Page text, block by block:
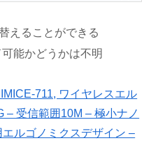
えることができる
能かどうかは不明
711, ワイヤレスエル
– 受信範囲10M – 極小ナノ
ルゴノミクスデザイン –